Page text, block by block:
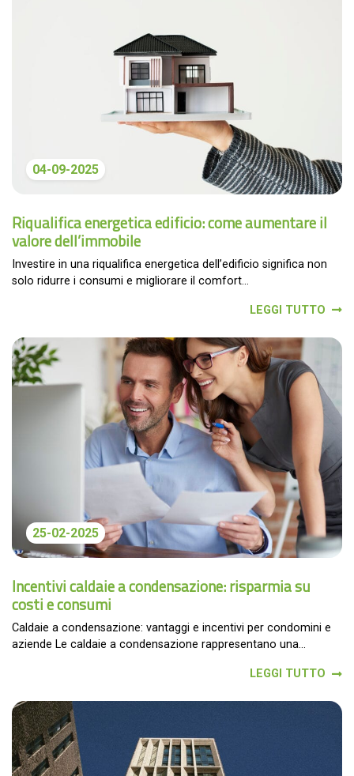
04-09-2025
Riqualifica energetica edificio: come aumentare il
valore dell’immobile
Investire in una riqualifica energetica dell’edificio significa non
solo ridurre i consumi e migliorare il comfort...
LEGGI TUTTO
25-02-2025
Incentivi caldaie a condensazione: risparmia su
costi e consumi
Caldaie a condensazione: vantaggi e incentivi per condomini e
aziende Le caldaie a condensazione rappresentano una...
LEGGI TUTTO